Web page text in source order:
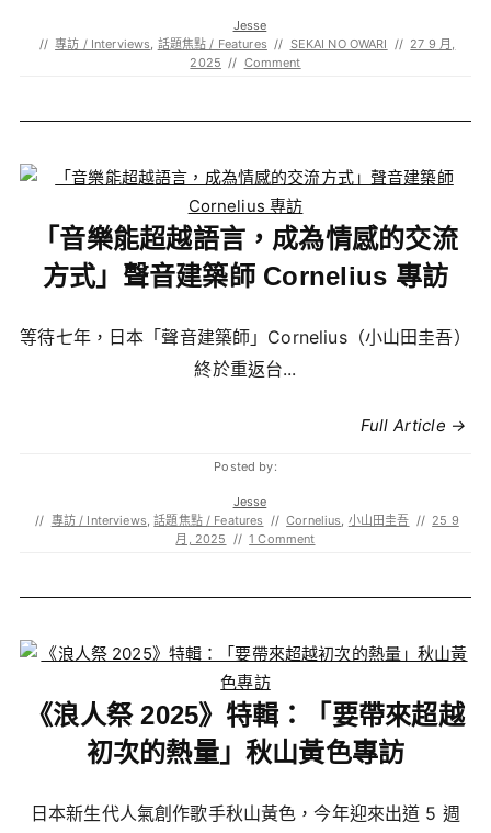
Jesse
// 專訪 / Interviews, 話題焦點 / Features // SEKAI NO OWARI // 27 9 月,
2025 // Comment
「音樂能超越語言，成為情感的交流
方式」聲音建築師 Cornelius 專訪
等待七年，日本「聲音建築師」Cornelius（小山田圭吾）
終於重返台...
Full Article →
Posted by:
Jesse
// 專訪 / Interviews,話題焦點 / Features // Cornelius, 小山田圭吾 // 25 9
月, 2025 // 1 Comment
《浪人祭 2025》特輯：「要帶來超越
初次的熱量」秋山黃色專訪
日本新生代人氣創作歌手秋山黃色，今年迎來出道 5 週